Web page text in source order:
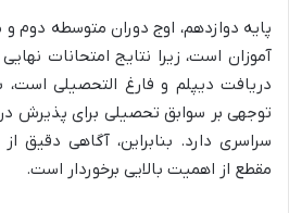
پایه دوازدهم، اوج دوران متوسطه دوم
آموزان است، زیرا نتایج امتحانات
دریافت دیپلم و فارغ التحصیلی است،
توجهی بر سوابق تحصیلی برای پذیرش
سراسری دارد. بنابراین، آگاهی دقیق
مقطع از اهمیت بالایی برخوردار است.